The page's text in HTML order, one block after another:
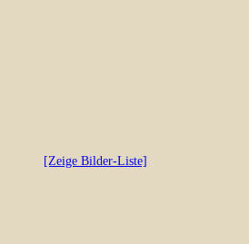
[Zeige Bilder-Liste]